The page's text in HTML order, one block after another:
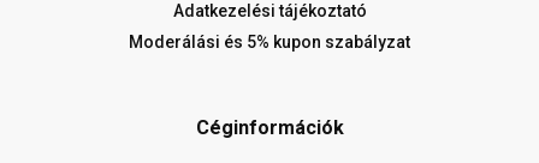
Adatkezelési tájékoztató
Moderálási és 5% kupon szabályzat
Céginformációk